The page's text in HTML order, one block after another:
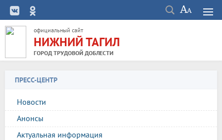
официальный сайт
НИЖНИЙ ТАГИЛ
ГОРОД ТРУДОВОЙ ДОБЛЕСТИ
ПРЕСС-ЦЕНТР
Новости
Анонсы
Актуальная информация